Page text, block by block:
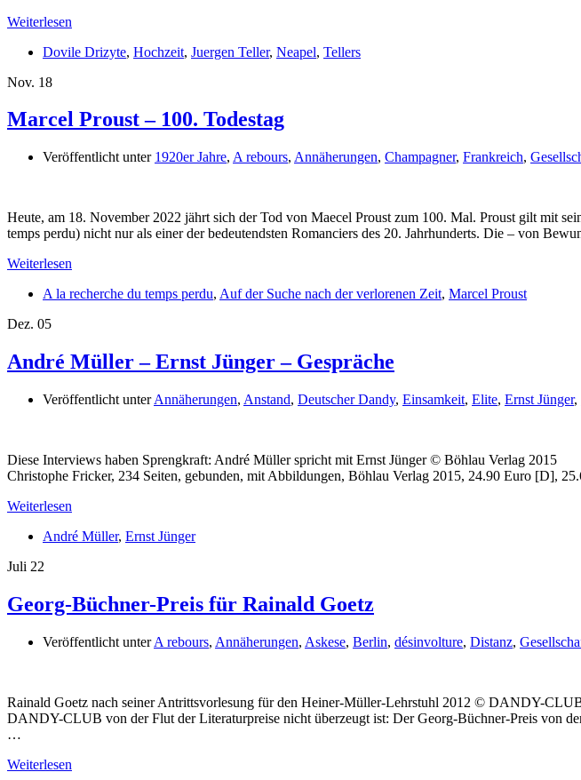
Weiterlesen
Dovile Drizyte, Hochzeit, Juergen Teller, Neapel, Tellers
Nov. 18
Marcel Proust – 100. Todestag
Veröffentlicht unter 1920er Jahre, A rebours, Annäherungen, Champagner, Frankreich,
Heute, am 18. November 2022 jährt sich der Tod von Maecel Proust zum 100. Mal. Proust gilt mit
temps perdu) nicht nur als einer der bedeutendsten Romanciers des 20. Jahrhunderts. Die – von
Weiterlesen
A la recherche du temps perdu, Auf der Suche nach der verlorenen Zeit, Marcel Proust
Dez. 05
André Müller – Ernst Jünger – Gespräche
Veröffentlicht unterAnnäherungen, Anstand, Deutscher Dandy, Einsamkeit, Elite, Ernst Jünger,
Diese Interviews haben Sprengkraft: André Müller spricht mit Ernst Jünger © Böhlau Verlag 2015
Christophe Fricker, 234 Seiten, gebunden, mit Abbildungen, Böhlau Verlag 2015, 24.90 Euro
Weiterlesen
André Müller, Ernst Jünger
Juli 22
Georg-Büchner-Preis für Rainald Goetz
Veröffentlicht unterA rebours, Annäherungen, Askese, Berlin, désinvolture, Distanz,
Rainald Goetz nach seiner Antrittsvorlesung für den Heiner-Müller-Lehrstuhl 2012 © DANDY-
DANDY-CLUB von der Flut der Literaturpreise nicht überzeugt ist: Der Georg-Büchner-Preis von
…
Weiterlesen